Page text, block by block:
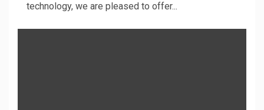
technology, we are pleased to offer...